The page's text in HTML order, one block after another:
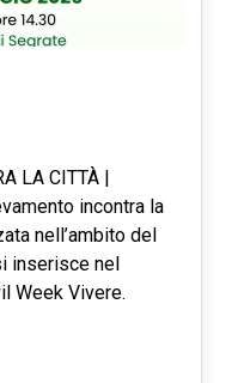
LA CITTÀ |
incontra la
nell’ambito del
inserisce nel
Week Vivere.